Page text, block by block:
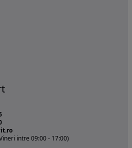
intre 09:00 - 17:00)